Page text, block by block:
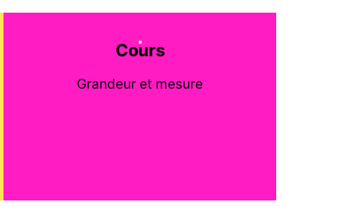
Cours
Grandeur et mesure